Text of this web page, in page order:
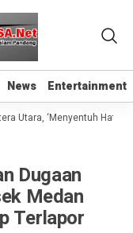
News Entertainment
News Entertainment
Utara, ‘Menyentuh Hati
Dugaan
Medan
Terlapor